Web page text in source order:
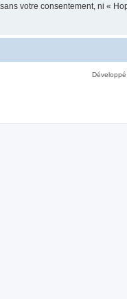
votre consentement, ni «